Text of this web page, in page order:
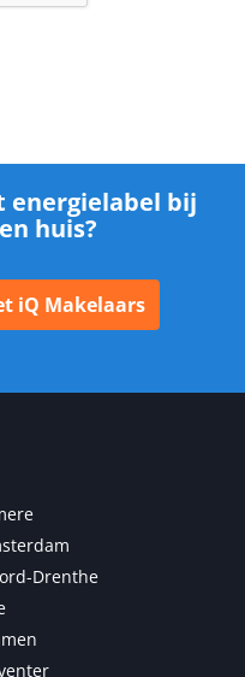
energielabel bij
huis?
iQ Makelaars
Drenthe